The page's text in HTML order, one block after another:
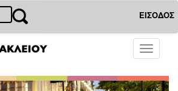
ΕΙΣΟΔΟΣ
Toggle